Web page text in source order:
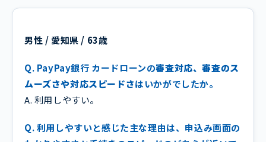
男性 / 愛知県 / 63歳
Q. PayPay銀行 カードローンの審査対応、審査のス
ムーズさや対応スピードさはいかがでしたか。
A. 利用しやすい。
Q. 利用しやすいと感じた主な理由は、申込み画面の